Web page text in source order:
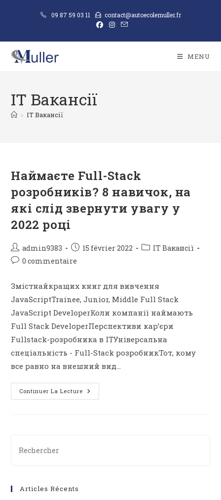
09 87 59 03 11 contact@autoecolemuller.fr
MENU
IT Вакансії
> IT Вакансії
Наймаєте Full-Stack
розробників? 8 навичок, на
які слід звернути увагу у
2022 році
admin9383 15 février 2022
IT Вакансії
0 commentaire
Змістнайкращих книг для вивчення
JavaScriptTrainee, Junior, Middle Full Stack
JavaScript DeveloperКоли компанії наймають
Full Stack DeveloperПерспективи кар’єри
Fullstack-розробника в ITУніверсальна
спеціальність - Full-Stack розробникТот, кому
все равно на внешний вид…
Continuer La Lecture
Articles Récents